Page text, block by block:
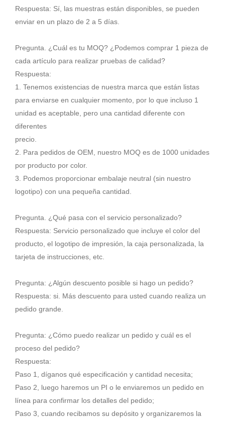
Respuesta: Sí, las muestras están disponibles, se pueden
enviar en un plazo de 2 a 5 días.
Pregunta. ¿Cuál es tu MOQ? ¿Podemos comprar 1 pieza de
cada artículo para realizar pruebas de calidad?
Respuesta:
1. Tenemos existencias de nuestra marca que están listas
para enviarse en cualquier momento, por lo que incluso 1
unidad es aceptable, pero una cantidad diferente con
diferentes
precio.
2. Para pedidos de OEM, nuestro MOQ es de 1000 unidades
por producto por color.
3. Podemos proporcionar embalaje neutral (sin nuestro
logotipo) con una pequeña cantidad.
Pregunta. ¿Qué pasa con el servicio personalizado?
Respuesta: Servicio personalizado que incluye el color del
producto, el logotipo de impresión, la caja personalizada, la
tarjeta de instrucciones, etc.
Pregunta: ¿Algún descuento posible si hago un pedido?
Respuesta: si. Más descuento para usted cuando realiza un
pedido grande.
Pregunta: ¿Cómo puedo realizar un pedido y cuál es el
proceso del pedido?
Respuesta:
Paso 1, díganos qué especificación y cantidad necesita;
Paso 2, luego haremos un PI o le enviaremos un pedido en
línea para confirmar los detalles del pedido;
Paso 3, cuando recibamos su depósito y organizaremos la